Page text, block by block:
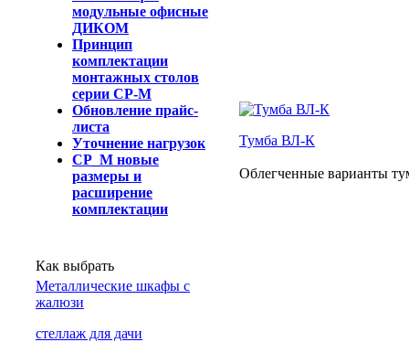
модульные офисные
ДИКОМ
Принцип
комплектации
монтажных столов
серии СР-М
Обновление прайс-
листа
Уточнение нагрузок
СР_М новые
размеры и
расширение
комплектации
Как выбрать
Металлические шкафы с
жалюзи
cтеллаж для дачи
Тумба ВЛ-К
Облегченные варианты